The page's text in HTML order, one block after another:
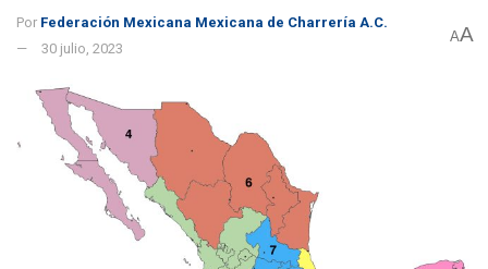
Por Federación Mexicana Mexicana de Charrería A.C.
30 julio, 2023
AA